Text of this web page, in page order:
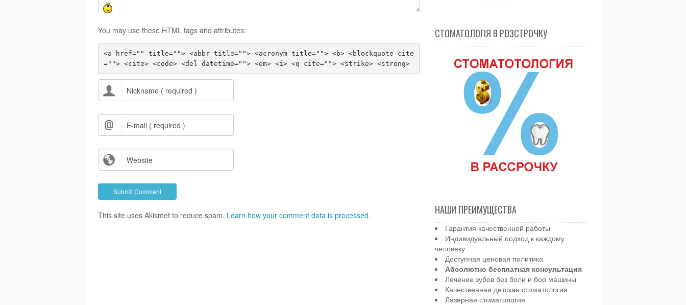
You may use these HTML tags and attributes:
<a href="" title=""> <abbr title=""> <acronym title=""> <b> <blockquote cite
=""> <cite> <code> <del datetime=""> <em> <i> <q cite=""> <strike> <strong>
This site uses Akismet to reduce spam. Learn how your comment data is processed.
СТОМАТОЛОГІЯ В РОЗСТРОЧКУ
НАШИ ПРЕИМУЩЕСТВА
Гарантия качественной работы
Индивидуальный подход к каждому
человеку
Доступная ценовая политика
Абсолютно бесплатная консультация
Лечение зубов без боли и бор машины
Качественная детская стоматология
Лазерная стоматология